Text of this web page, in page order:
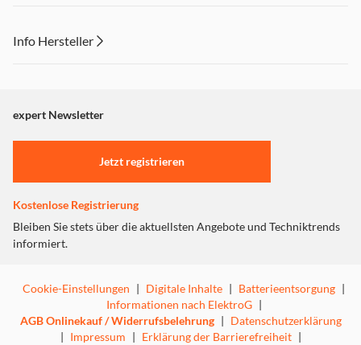
Info Hersteller
"Marketing".
Einstellungen anpassen
expert Newsletter
Jetzt registrieren
Kostenlose Registrierung
Bleiben Sie stets über die aktuellsten Angebote und Techniktrends
informiert.
Cookie-Einstellungen | Digitale Inhalte | Batterieentsorgung |
Informationen nach ElektroG |
AGB Onlinekauf / Widerrufsbelehrung | Datenschutzerklärung
| Impressum | Erklärung der Barrierefreiheit |